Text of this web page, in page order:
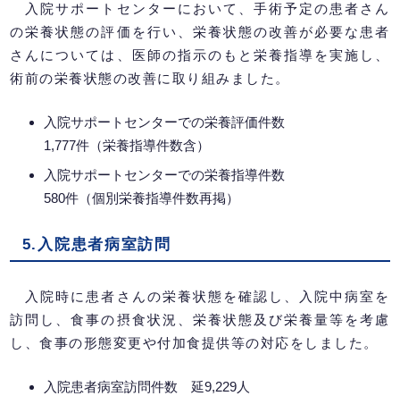
入院サポートセンターにおいて、手術予定の患者さん
の栄養状態の評価を行い、栄養状態の改善が必要な患者
さんについては、医師の指示のもと栄養指導を実施し、
術前の栄養状態の改善に取り組みました。
入院サポートセンターでの栄養評価件数
1,777件（栄養指導件数含）
入院サポートセンターでの栄養指導件数
580件（個別栄養指導件数再掲）
5.入院患者病室訪問
入院時に患者さんの栄養状態を確認し、入院中病室を
訪問し、食事の摂食状況、栄養状態及び栄養量等を考慮
し、食事の形態変更や付加食提供等の対応をしました。
入院患者病室訪問件数 延9,229人